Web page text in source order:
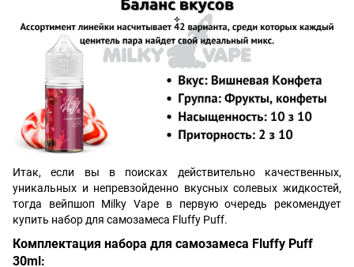
Итак, если вы в поисках действительно качественных,
уникальных и непревзойденно вкусных солевых жидкостей,
тогда вейпшоп Milky Vape в первую очередь рекомендует
купить набор для самозамеса Fluffy Puff.
Комплектация набора для самозамеса Fluffy Puff
30ml: